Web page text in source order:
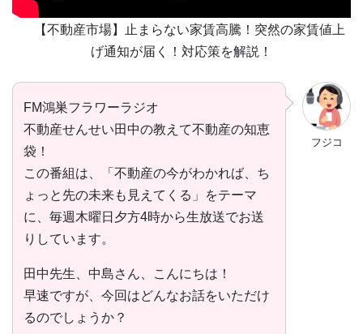
【不動産市場】止まらない家賃高騰！突然の家賃値上
げ通知が届く！対応策を解説！
フジコ
FM鴻巣フラワーラジオ
不動産せんせい田中の教えて不動産の知恵
袋！
この番組は、「不動産の今がわかれば、ち
ょっと先の未来も見えてくる」をテーマ
に、毎週木曜日夕方4時から生放送でお送
りしています。
田中先生、中島さん、こんにちは！
早速ですが、今回はどんなお話をいただけ
るのでしょうか？